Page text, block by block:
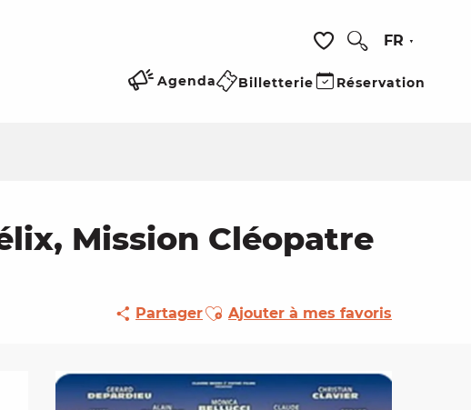
Voir les favoris
FR
Agenda Billetterie Réservation
Mission Cléopatre
PartagerAjouter aux favoris
Ajouter à mes favoris